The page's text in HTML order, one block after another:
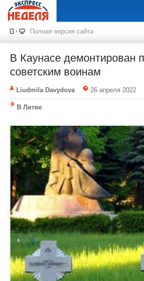
Полная версия сайта
В Каунасе демонтирован
советским воинам
Liudmila Davydova 26 апреля 2022
В Литве